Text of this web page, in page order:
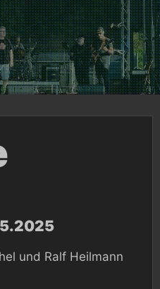
und Ralf Heilmann